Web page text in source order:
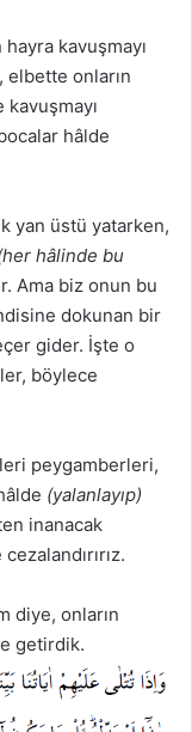
kavuşmayı
onların
hâlde
yan üstü yatarken,
hâlinde bu
Ama biz onun bu
dokunan bir
gider. İşte o
böylece
peygamberleri,
(yalanlayıp)
inanacak
diye, onların
getirdik.